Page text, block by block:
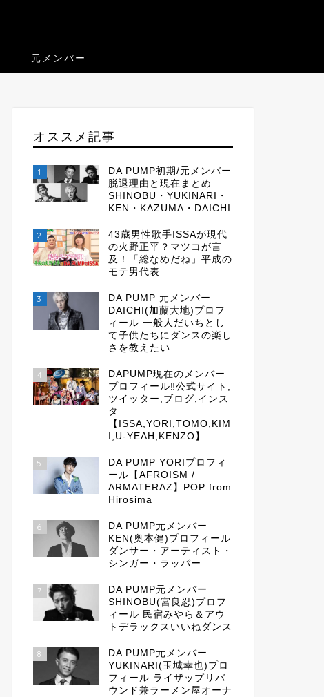
元メンバー
オススメ記事
1
DA PUMP初期/元メンバー
脱退理由と現在まとめ
SHINOBU・YUKINARI・
KEN・KAZUMA・DAICHI
2
43歳男性歌手ISSAが現代
の火野正平？マツコが言
及！「総なめだね」平成の
モテ男代表
3
DA PUMP 元メンバー
DAICHI(加藤大地)プロフ
ィール 一般人だいちとし
て子供たちにダンスの楽し
さを教えたい
4
DAPUMP現在のメンバー
プロフィール‼公式サイト,
ツイッター,ブログ,インス
タ
【ISSA,YORI,TOMO,KIM
I,U-YEAH,KENZO】
5
DA PUMP YORIプロフィ
ール【AFROISM /
ARMATERAZ】POP from
Hirosima
6
DA PUMP元メンバー
KEN(奥本健)プロフィール
ダンサー・アーティスト・
シンガー・ラッパー
7
DA PUMP元メンバー
SHINOBU(宮良忍)プロフ
ィール 民宿みやら＆アウ
トデラックスいいねダンス
8
DA PUMP元メンバー
YUKINARI(玉城幸也)プロ
フィール ライザップリバ
ウンド兼ラーメン屋オーナ